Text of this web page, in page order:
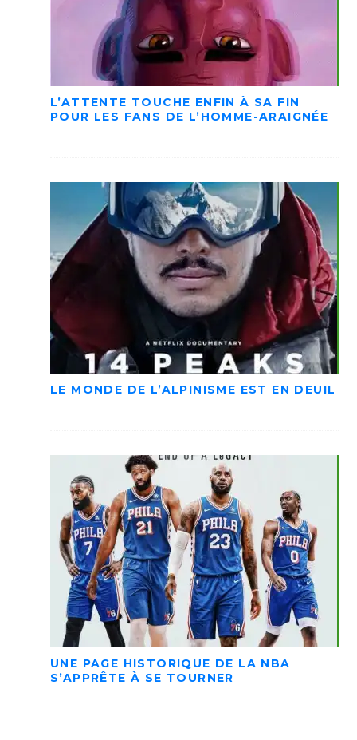
L’ATTENTE TOUCHE ENFIN À SA FIN
POUR LES FANS DE L’HOMME-ARAIGNÉE
LE MONDE DE L’ALPINISME EST EN DEUIL
UNE PAGE HISTORIQUE DE LA NBA
S’APPRÊTE À SE TOURNER